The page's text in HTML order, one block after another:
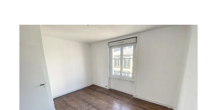
BREST 29
70 m
Ref : 7683
Appartement T3 à louer
560 €
par mois charges comprises